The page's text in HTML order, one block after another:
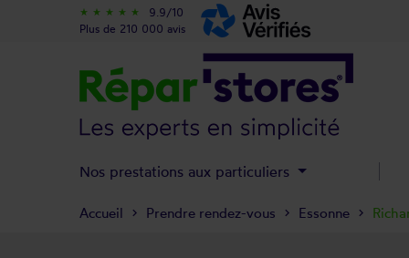
Accueil Prendre rendez-vous Essonne
star_rate star_rate star_rate star_rate star_rate
9.9/10
Plus de 210 000 avis
Nos prestations aux particuliers